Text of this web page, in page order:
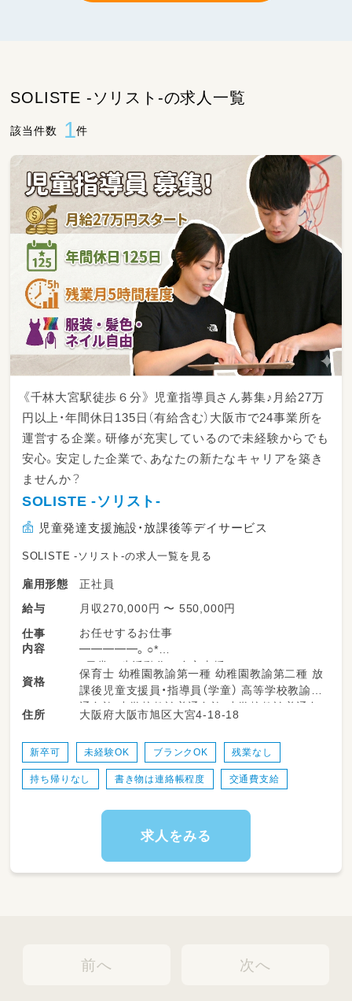
SOLISTE -ソリスト-の求人一覧
該当件数 1件
《千林大宮駅徒歩６分》 児童指導員さん募集♪月給27万
円以上・年間休日135日（有給含む）大阪市で24事業所を
運営する企業。研修が充実しているので未経験からでも
安心。安定した企業で、あなたの新たなキャリアを築き
ませんか？
SOLISTE -ソリスト-
児童発達支援施設・放課後等デイサービス
SOLISTE -ソリスト-の求人一覧を見る
雇用形態
正社員
給与
月収270,000円 〜 550,000円
仕事
内容
お任せするお仕事
━━━━━。○*
・日常の生活動作の自立支援
・子どもたちの個別または集団での療育、送迎業
務
・子どもたちに危険が及ばないように見守り、遊
・土日祝日のイベントをスタッフみんなで考え
て、実行
・一度の利用は未就学～18歳の児童10名ほど。
資格
保育士 幼稚園教諭第一種 幼稚園教諭第二種 放
課後児童支援員・指導員（学童） 高等学校教諭普
通免許 中学校教諭普通免許 小学校教諭普通免
許 社会福祉士 精神保健福祉士
住所 大阪府大阪市旭区大宮4-18-18
新卒可 未経験OK ブランクOK 残業なし
持ち帰りなし 書き物は連絡帳程度 交通費支給
求人をみる
前へ 次へ